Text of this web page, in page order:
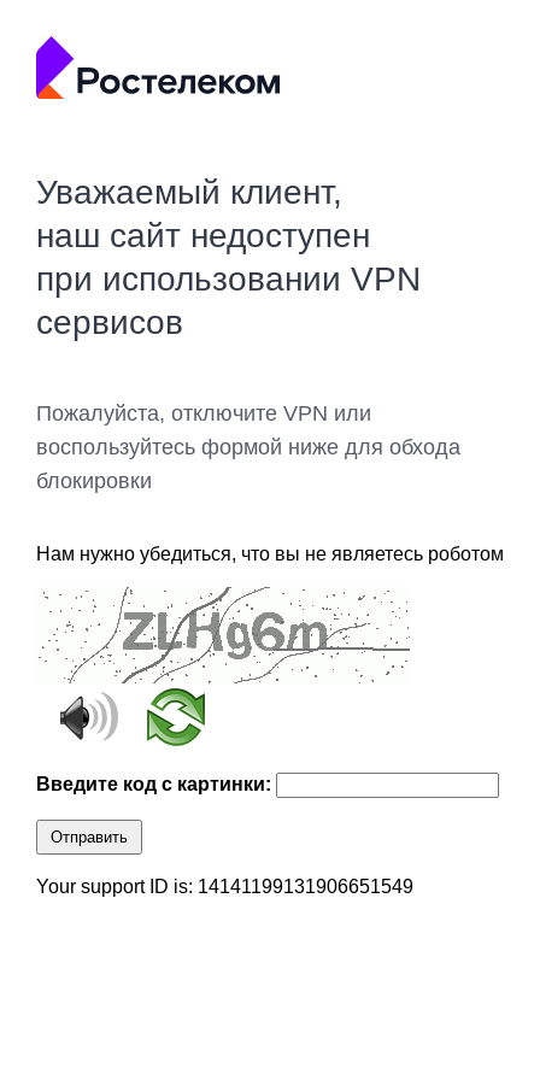
Уважаемый клиент,
наш сайт недоступен
при использовании VPN
сервисов
Пожалуйста, отключите VPN или
воспользуйтесь формой ниже для обхода
блокировки
Нам нужно убедиться, что вы не являетесь роботом
Введите код с картинки:
Отправить
Your support ID is: 14141199131906651549